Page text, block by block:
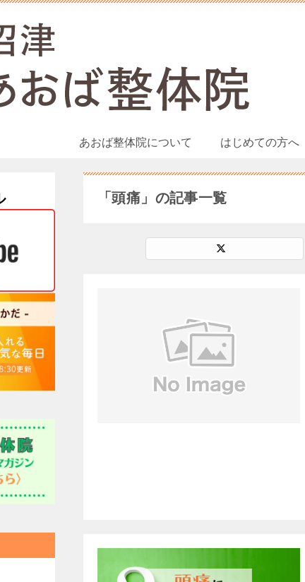
あおば整体院について はじめての方へ
「頭痛」の記事一覧